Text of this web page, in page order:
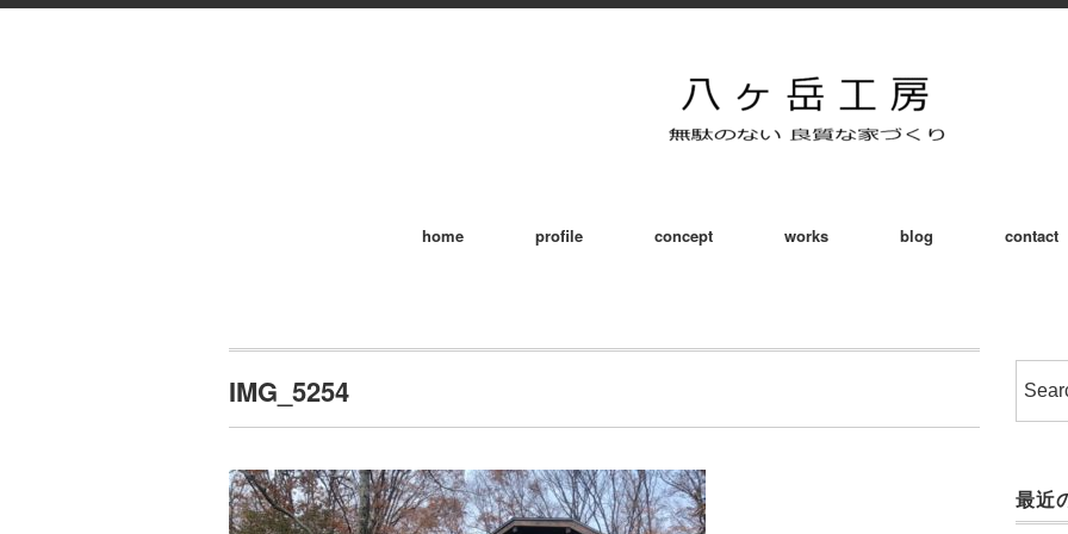
home profile concept works blog contact
IMG_5254
最近